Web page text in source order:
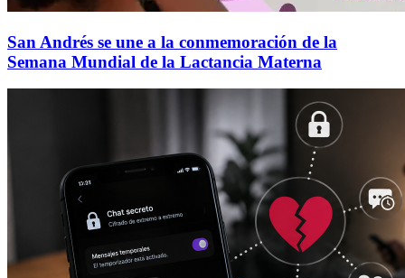
San Andrés se une a la conmemoración de la
Semana Mundial de la Lactancia Materna